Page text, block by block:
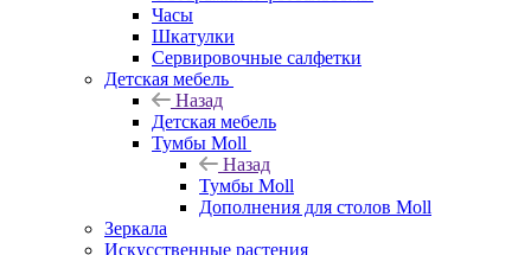
Часы
Шкатулки
Сервировочные салфетки
Детская мебель
Назад
Детская мебель
Тумбы Moll
Назад
Тумбы Moll
Дополнения для столов Moll
Зеркала
Искусственные растения